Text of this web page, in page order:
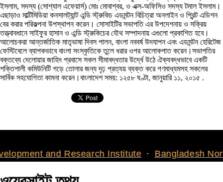
ইসলাম, সদস্য (সোশ্যাল এফেয়ার্স) মোঃ মোবাশ্বর, ও এক্স-অফিসিও সদস্য টমাল ইসলাম।
এছাড়াও মাল্টিমিডিয়া কনসালট্যান্ট এন্ডি স্ট্রুকিচ এডমন্টন বিচিত্রা অনলাইন ও প্রিন্ট এডিশন
বের করার পরিকল্পনা উপস্থাপন করেন। সোসাইটির সভাপতি এর উপদেশনায় ও সক্রিয়
তত্ত্বাবধানে সাইফুর হাসান ও এন্ডি স্ট্রুকিচের যৌথ সম্পাদনায় এগুলো প্রকাশিত হবে।
আলোচকরা আন্তর্জাতিক মাতৃভাষা দিবস পালন, বাংলা নববর্ষ উদযাপন এবং এডমন্টন হেরিটেজ
ফেস্টিবেলে ব্যাপকভাবে বাংলা সংস্কৃতিকে তুলে ধরার ওপর আলোকপাত করেন।সভাপতির
বক্তব্যে দেলোয়ার জাহিদ প্রবাসে সকল সীমাবদ্ধতার উর্দ্ধে উঠে ঐক্যবদ্ধভাবে একটি
শক্তিশালী কমিউনিটি গড়ে তোলার জন্য দৃঢ় প্রত্যয় ব্যক্ত করে গণমাধ্যমসহ সকলের
সার্বিক সহযোগিতা কামনা করেন।বাংলাদেশ সময়: ১২৫৮ ঘণ্টা, জানুয়ারি ১১, ২০১৫ .
Research Institute Bangladesh North